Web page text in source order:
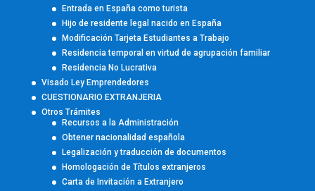
Entrada en España como turista
Hijo de residente legal nacido en España
Modificación Tarjeta Estudiantes a Trabajo
Residencia temporal en virtud de agrupación familiar
Residencia No Lucrativa
Visado Ley Emprendedores
CUESTIONARIO EXTRANJERIA
Otros Trámites
Recursos a la Administración
Obtener nacionalidad española
Legalización y traducción de documentos
Homologación de Títulos extranjeros
Carta de Invitación a Extranjero